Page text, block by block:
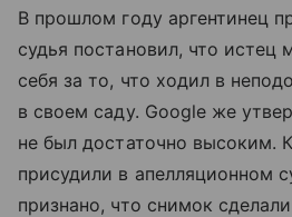
В прошлом году аргентинец
судья постановил, что истец
себя за то, что ходил в
в своем саду. Google же
не был достаточно высоким.
присудили в апелляционном
признано, что снимок